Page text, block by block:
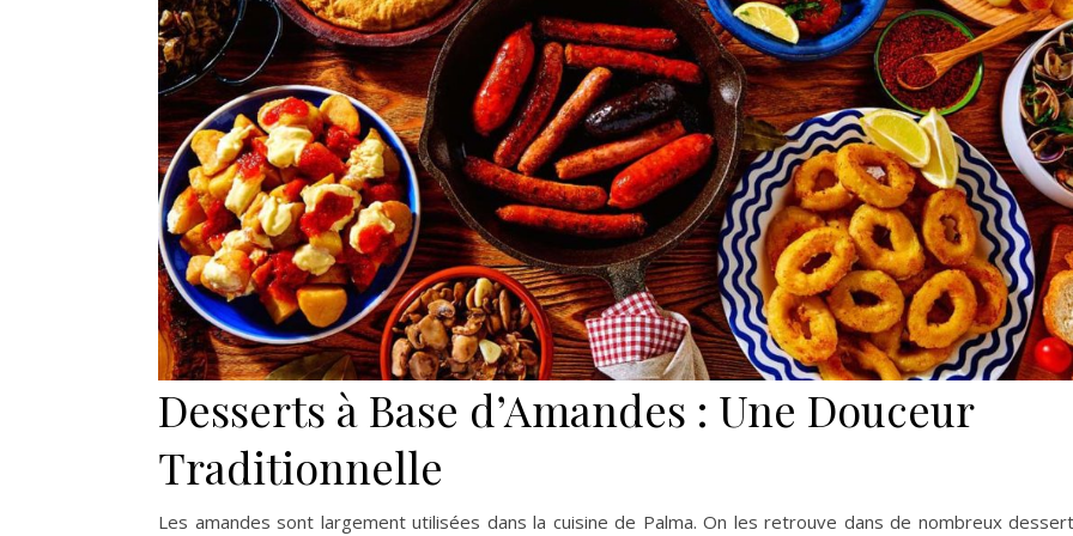
Desserts à Base d’Amandes : Une Douceur
Traditionnelle
Les amandes sont largement utilisées dans la cuisine de Palma. On les retrouve dans de nombreux